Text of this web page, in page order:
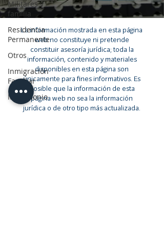
Militares y
familia
Residencia
Permanente
Otros
Inmigración
Familiar
Matrimonio
La información mostrada en esta página
web no constituye ni pretende
constituir asesoría jurídica; toda la
información, contenido y materiales
disponibles en esta página son
únicamente para fines informativos. Es
posible que la información de esta
página web no sea la información
jurídica o de otro tipo más actualizada.